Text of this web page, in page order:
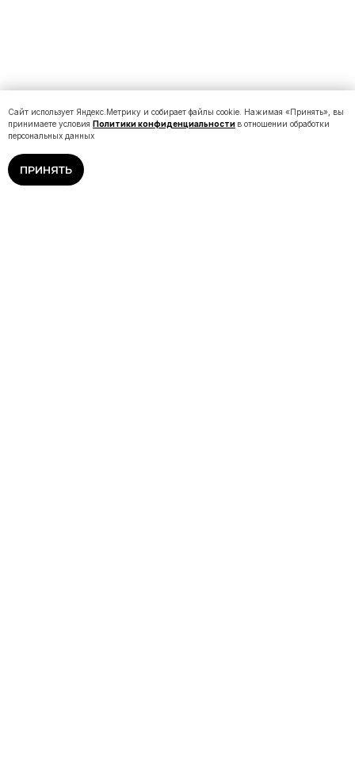
Сайт использует Яндекс.Метрику и собирает файлы cookie. Нажимая «Принять», вы
принимаете условия Политики конфиденциальности в отношении обработки
персональных данных
ПРИНЯТЬ